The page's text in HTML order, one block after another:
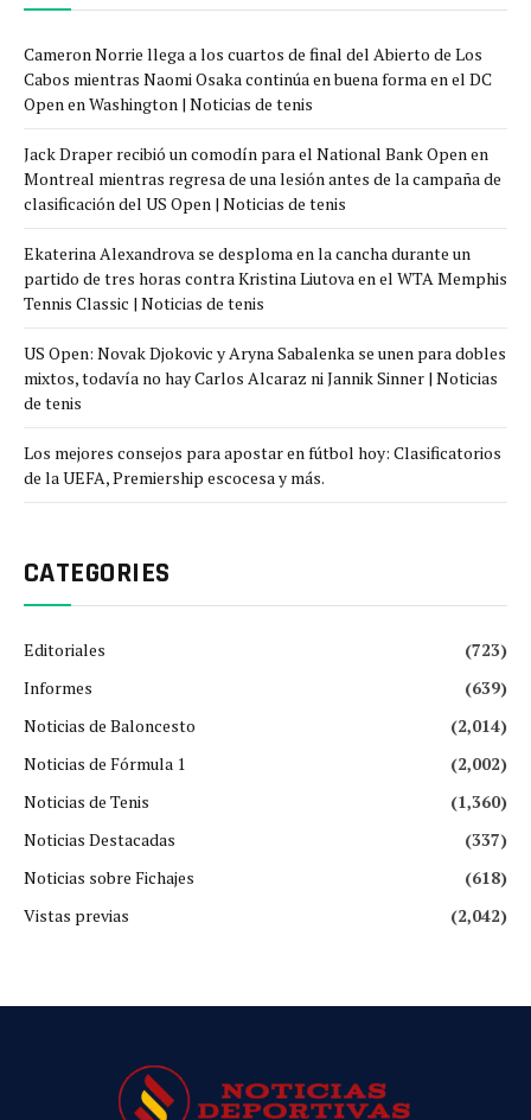
Cameron Norrie llega a los cuartos de final del Abierto de Los
Cabos mientras Naomi Osaka continúa en buena forma en el DC
Open en Washington | Noticias de tenis
Jack Draper recibió un comodín para el National Bank Open en
Montreal mientras regresa de una lesión antes de la campaña de
clasificación del US Open | Noticias de tenis
Ekaterina Alexandrova se desploma en la cancha durante un
partido de tres horas contra Kristina Liutova en el WTA Memphis
Tennis Classic | Noticias de tenis
US Open: Novak Djokovic y Aryna Sabalenka se unen para dobles
mixtos, todavía no hay Carlos Alcaraz ni Jannik Sinner | Noticias
de tenis
Los mejores consejos para apostar en fútbol hoy: Clasificatorios
de la UEFA, Premiership escocesa y más.
CATEGORIES
Editoriales
(723)
Informes
(639)
Noticias de Baloncesto
(2,014)
Noticias de Fórmula 1
(2,002)
Noticias de Tenis
(1,360)
Noticias Destacadas
(337)
Noticias sobre Fichajes
(618)
Vistas previas
(2,042)